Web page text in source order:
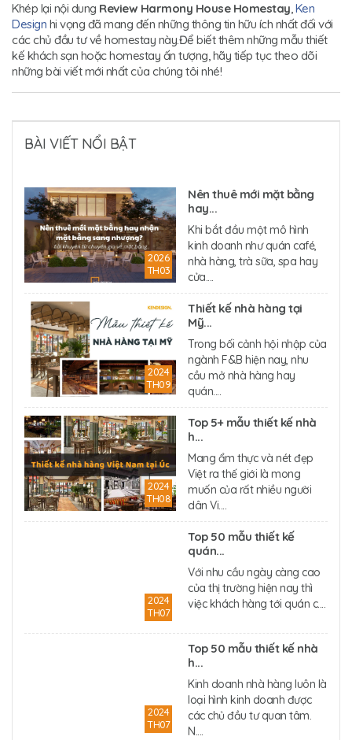
Khép lại nội dung Review Harmony House Homestay,Ken
Design hi vọng đã mang đến những thông tin hữu ích nhất đối với
các chủ đầu tư về homestay này.Để biết thêm những mẫu thiết
kế khách sạn hoặc homestay ấn tượng, hãy tiếp tục theo dõi
những bài viết mới nhất của chúng tôi nhé!
BÀI VIẾT NỔI BẬT
2026
TH03
Nên thuê mới mặt bằng
hay...
Khi bắt đầu một mô hình
kinh doanh như quán café,
nhà hàng, trà sữa, spa hay
cửa....
2024
TH09
Thiết kế nhà hàng tại
Mỹ...
Trong bối cảnh hội nhập của
ngành F&B hiện nay, nhu
cầu mở nhà hàng hay
quán....
2024
TH08
Top 5+ mẫu thiết kế nhà
h...
Mang ẩm thực và nét đẹp
Việt ra thế giới là mong
muốn của rất nhiều người
dân Vi....
2024
TH07
Top 50 mẫu thiết kế
quán...
Với nhu cầu ngày càng cao
của thị trường hiện nay thì
việc khách hàng tới quán c....
2024
TH07
Top 50 mẫu thiết kế nhà
h...
Kinh doanh nhà hàng luôn là
loại hình kinh doanh được
các chủ đầu tư quan tâm.
N....